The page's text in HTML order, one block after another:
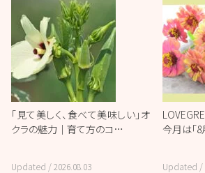
「見て美しく、食べて美味しい」オ
クラの魅力｜育て方のコ…
Updated /2026.08.03
今月は「
Updated /